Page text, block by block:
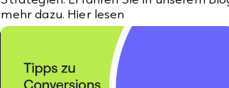
mehr dazu. Hier lesen